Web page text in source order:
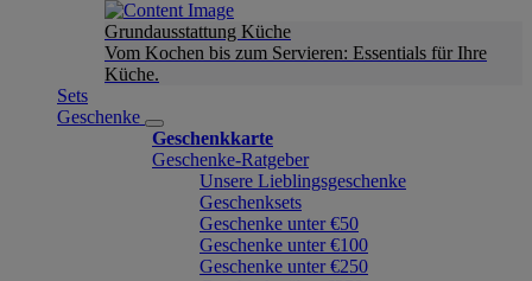
Grundausstattung Küche
Vom Kochen bis zum Servieren: Essentials für Ihre
Küche.
Sets
Geschenke
Geschenkkarte
Geschenke-Ratgeber
Unsere Lieblingsgeschenke
Geschenksets
Geschenke unter €50
Geschenke unter €100
Geschenke unter €250